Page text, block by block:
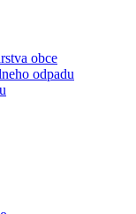
obce
odpadu